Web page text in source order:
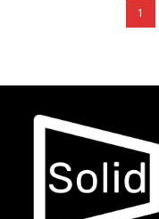
1